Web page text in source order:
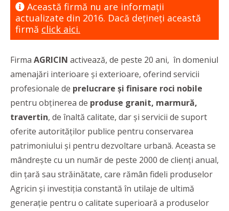
Această firmă nu are informaţii
actualizate din 2016. Dacă dețineți această
firmă click aici.
Firma AGRICIN activează, de peste 20 ani, în domeniul
amenajări interioare și exterioare, oferind servicii
profesionale de prelucrare și finisare roci nobile
pentru obținerea de produse granit, marmură,
travertin, de înaltă calitate, dar și servicii de suport
oferite autorităților publice pentru conservarea
patrimoniului și pentru dezvoltare urbană. Aceasta se
mândrește cu un număr de peste 2000 de clienți anual,
din țară sau străinătate, care rămân fideli produselor
Agricin și investiția constantă în utilaje de ultimă
generație pentru o calitate superioară a produselor